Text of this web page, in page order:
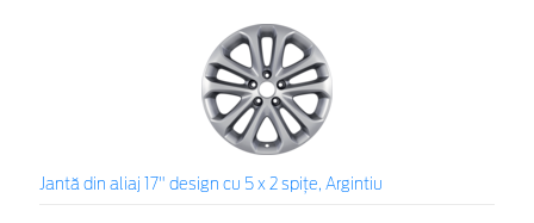
Jantă din aliaj 17" design cu 5 x 2 spiţe, Argintiu